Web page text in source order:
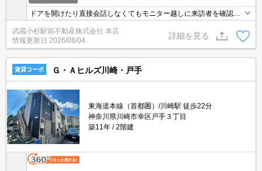
ドアを開けたり直接会話しなくてもモニター越しに来訪者を確認で
きるモニター付きインターホンを設置しております。共用部にはエ
レベータ・敷地内ごみ置き場などが揃っております。室内設備は洗
面化粧台・浴室乾燥機など豊富に揃っており、過ごしやすいお部屋
になっております。こちらは1Kの物件です。
武蔵小杉駅前不動産株式会社 本店
情報更新日 2026/08/04
詳細を見る
賃貸コーポ Ｇ・Ａヒルズ川崎・戸手
東海道本線（首都圏）/川崎駅 徒歩22分
神奈川県川崎市幸区戸手３丁目
築11年
2階建